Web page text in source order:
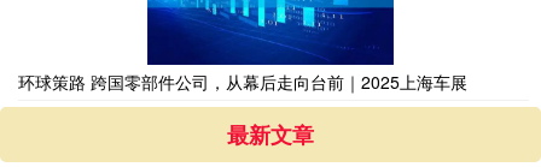
环球策路 跨国零部件公司，从幕后走向台前｜2025上海车展
最新文章